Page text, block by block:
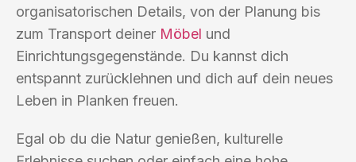
organisatorischen Details, von der Planung bis
zum Transport deiner Möbel und
Einrichtungsgegenstände. Du kannst dich
entspannt zurücklehnen und dich auf dein neues
Leben in Planken freuen.
Egal ob du die Natur genießen, kulturelle